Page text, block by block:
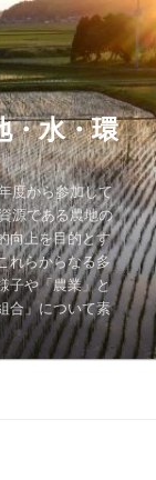
・水・環
度から参加して
源である農地の
向上を目的とす
れらからなる多
子や「農業」と
合」について素